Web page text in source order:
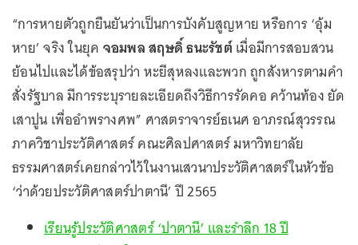
“การหายตัวถูกยืนยันว่าเป็นการบังคับสูญหาย หรือการ ‘อุ้ม
หาย’ จริง ในยุค จอมพล สฤษดิ์ ธนะรัชต์เมื่อมีการสอบสวน
ย้อนไปและได้ข้อสรุปว่า หะยีสุหลงและพวก ถูกสังหารตามคำ
สั่งรัฐบาล มีการระบุรายละเอียดถึงวิธีการรัดคอ คว้านท้อง ยัด
เสาปูน เพื่ออำพรางศพ” ศาสตราจารย์ธเนศ อาภรณ์สุวรรณ
ภาควิชาประวัติศาสตร์ คณะศิลปศาสตร์ มหาวิทยาลัย
ธรรมศาสตร์เคยกล่าวไว้ในงานเสวนาประวัติศาสตร์ในหัวข้อ
‘ว่าด้วยประวัติศาสตร์ปาตานี’ ปี 2565
เรียนรู้ประวัติศาสตร์ ‘ปาตานี’ และรำลึก 18 ปี